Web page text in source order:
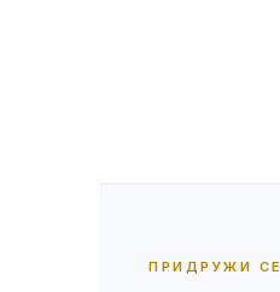
ПРИДРУЖИ СЕ